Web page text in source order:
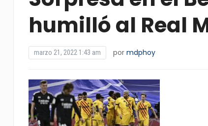
humilló al Real
marzo 21, 2022 1:43 am por mdphoy